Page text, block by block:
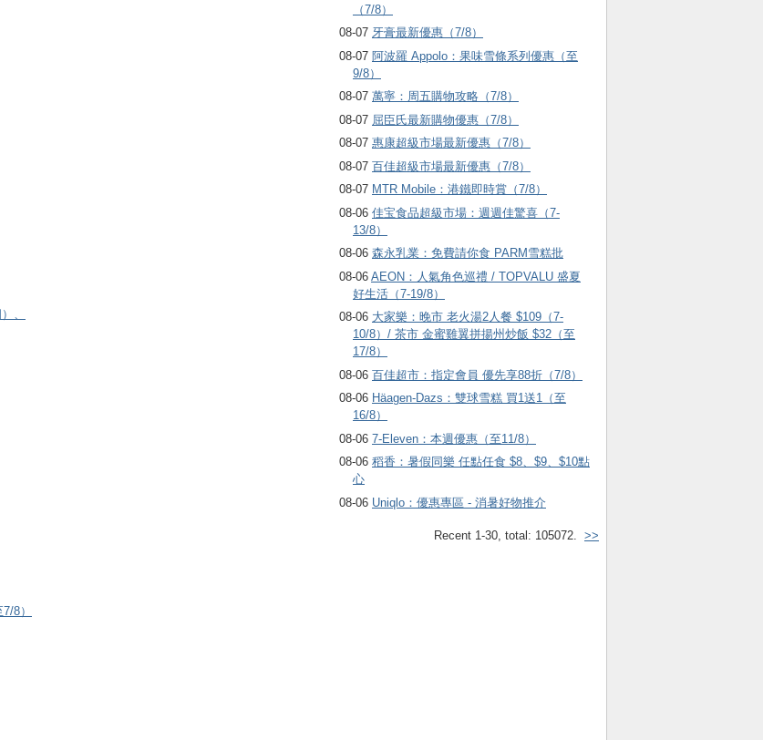
（7/8）
08-07 牙膏最新優惠（7/8）
08-07 阿波羅 Appolo：果味雪條系列優惠（至
9/8）
08-07 萬寧：周五購物攻略（7/8）
08-07 屈臣氏最新購物優惠（7/8）
08-07 惠康超級市場最新優惠（7/8）
08-07 百佳超級市場最新優惠（7/8）
08-07 MTR Mobile：港鐵即時賞（7/8）
08-06 佳宝食品超級市場：週週佳驚喜（7-
13/8）
08-06 森永乳業：免費請你食 PARM雪糕批
08-06 AEON：人氣角色巡禮 / TOPVALU 盛夏
好生活（7-19/8）
08-06 大家樂：晚市 老火湯2人餐 $109（7-
10/8）/ 茶市 金蜜雞翼拼揚州炒飯 $32（至
17/8）
08-06 百佳超市：指定會員 優先享88折（7/8）
08-06 Häagen-Dazs ：雙球雪糕 買1送1（至
16/8）
08-06 7-Eleven：本週優惠（至11/8）
08-06 稻香：暑假同樂 任點任食 $8、$9、$10點
心
08-06 Uniqlo：優惠專區 - 消暑好物推介
Recent 1-30, total: 105072. >>
、
8）